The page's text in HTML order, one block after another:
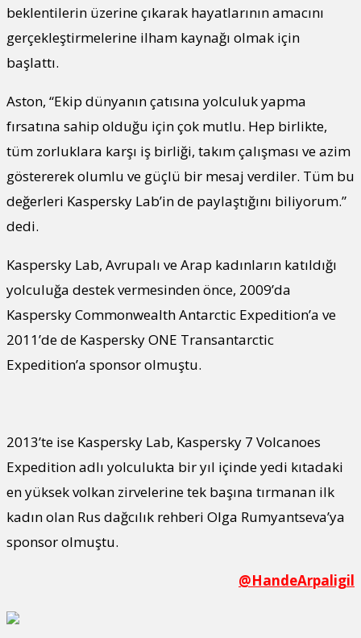
beklentilerin üzerine çıkarak hayatlarının amacını
gerçekleştirmelerine ilham kaynağı olmak için
başlattı.
Aston, “Ekip dünyanın çatısına yolculuk yapma
fırsatına sahip olduğu için çok mutlu. Hep birlikte,
tüm zorluklara karşı iş birliği, takım çalışması ve azim
göstererek olumlu ve güçlü bir mesaj verdiler. Tüm bu
değerleri Kaspersky Lab’in de paylaştığını biliyorum.”
dedi.
Kaspersky Lab, Avrupalı ve Arap kadınların katıldığı
yolculuğa destek vermesinden önce, 2009’da
Kaspersky Commonwealth Antarctic Expedition’a ve
2011’de de Kaspersky ONE Transantarctic
Expedition’a sponsor olmuştu.
2013’te ise Kaspersky Lab, Kaspersky 7 Volcanoes
Expedition adlı yolculukta bir yıl içinde yedi kıtadaki
en yüksek volkan zirvelerine tek başına tırmanan ilk
kadın olan Rus dağcılık rehberi Olga Rumyantseva’ya
sponsor olmuştu.
@HandeArpaligil